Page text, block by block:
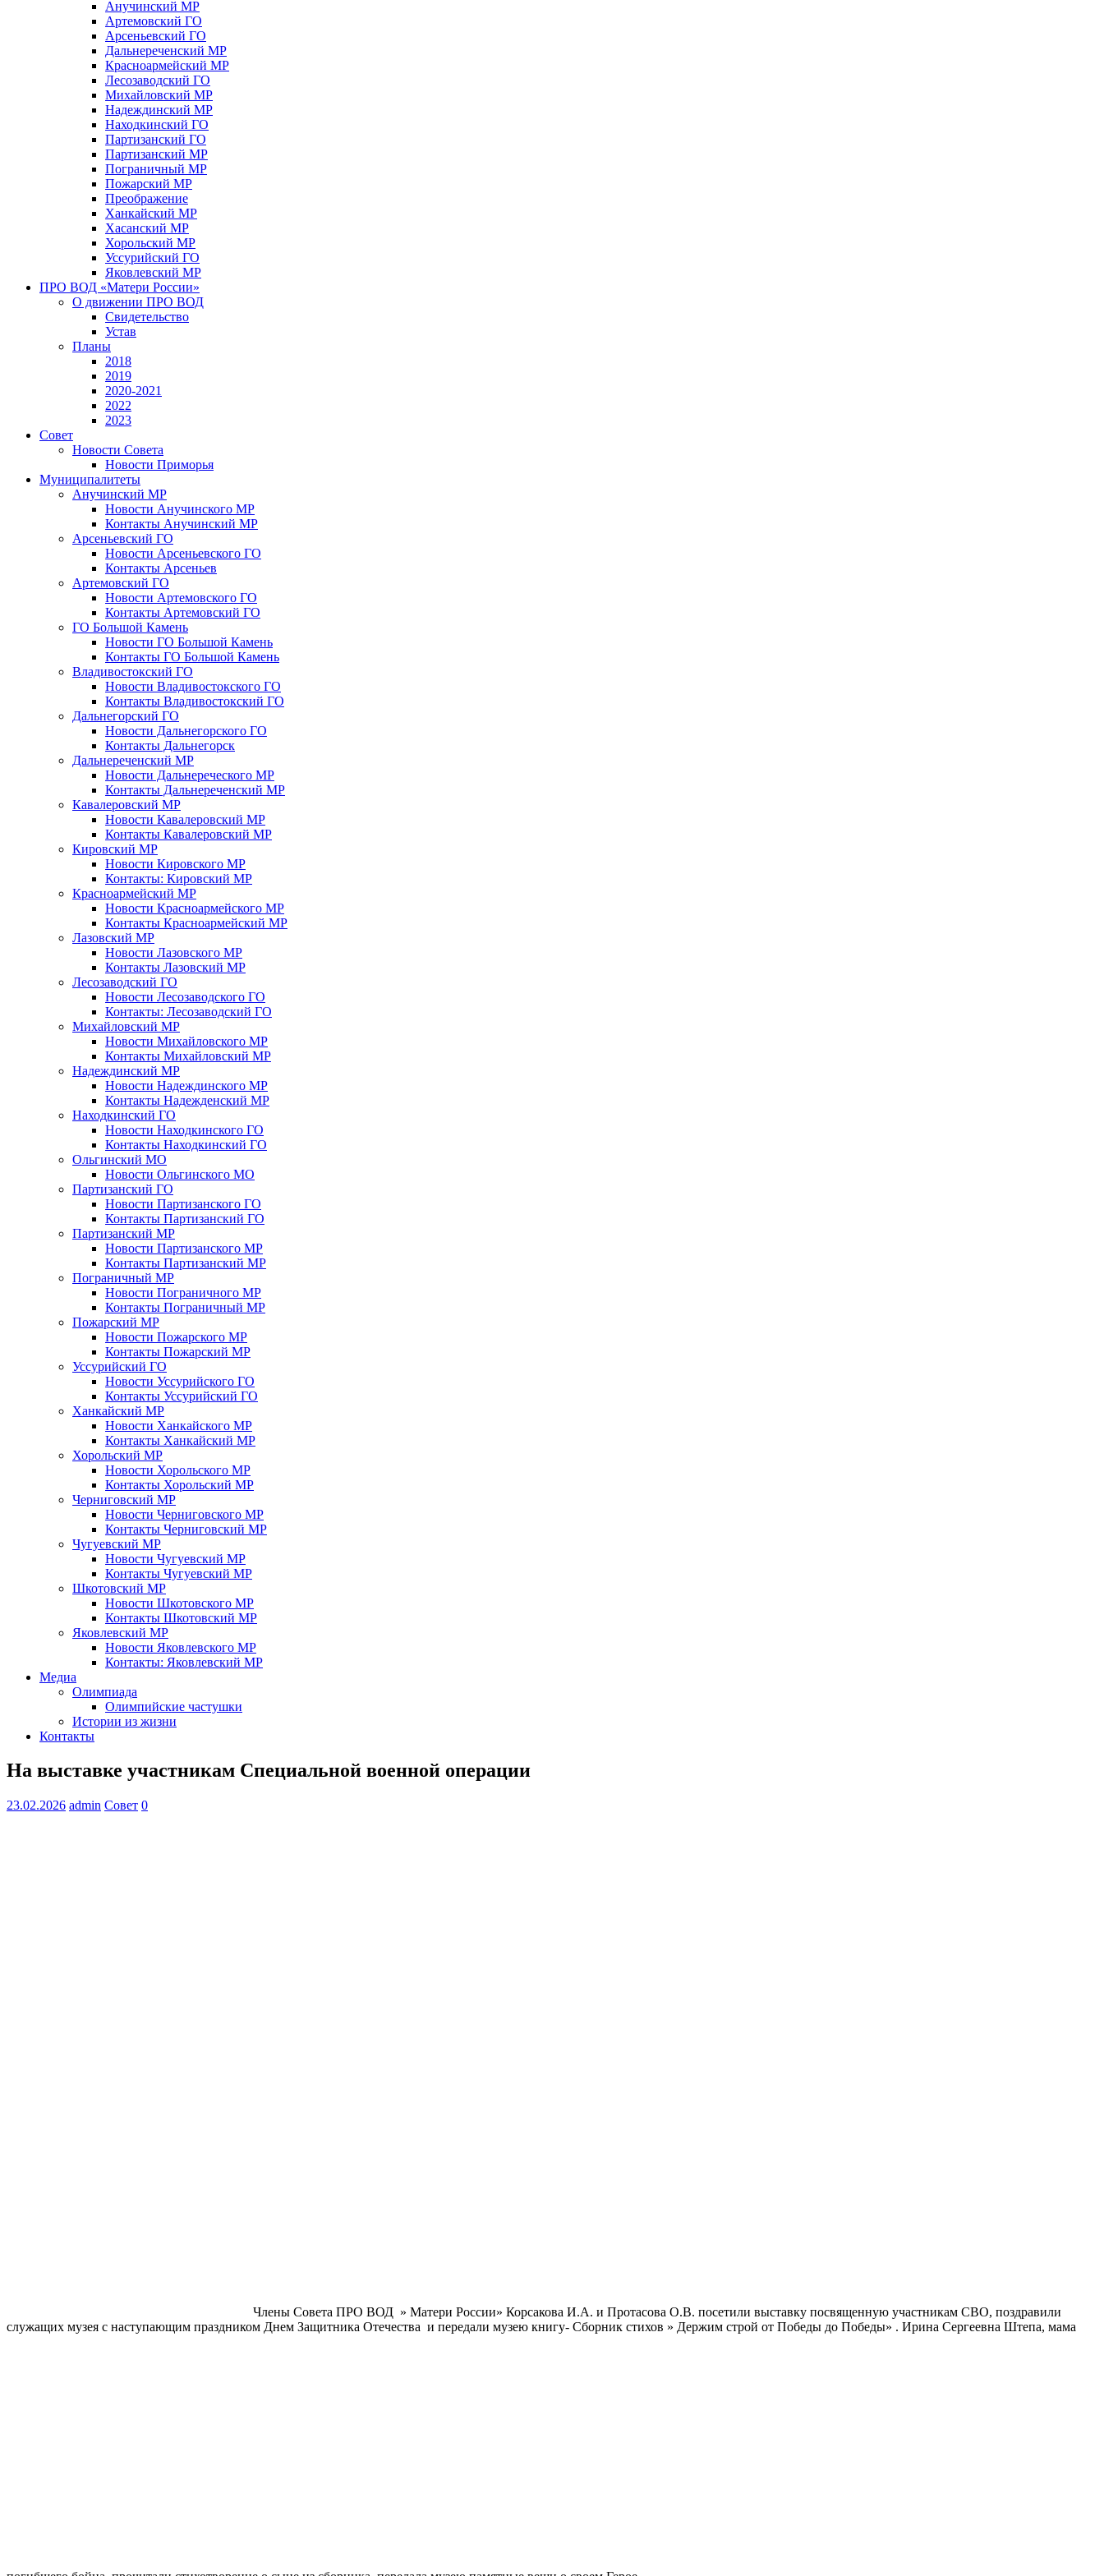
Анучинский МР
Артемовский ГО
Арсеньевский ГО
Дальнереченский МР
Красноармейский МР
Лесозаводский ГО
Михайловский МР
Надеждинский МР
Находкинский ГО
Партизанский ГО
Партизанский МР
Пограничный МР
Пожарский МР
Преображение
Ханкайский МР
Хасанский МР
Хорольский МР
Уссурийский ГО
Яковлевский МР
ПРО ВОД «Матери России»
О движении ПРО ВОД
Свидетельство
Устав
Планы
2018
2019
2020-2021
2022
2023
Совет
Новости Совета
Новости Приморья
Муниципалитеты
Анучинский МР
Новости Анучинского МР
Контакты Анучинский МР
Арсеньевский ГО
Новости Арсеньевского ГО
Контакты Арсеньев
Артемовский ГО
Новости Артемовского ГО
Контакты Артемовский ГО
ГО Большой Камень
Новости ГО Большой Камень
Контакты ГО Большой Камень
Владивостокский ГО
Новости Владивостокского ГО
Контакты Владивостокский ГО
Дальнегорский ГО
Новости Дальнегорского ГО
Контакты Дальнегорск
Дальнереченский МР
Новости Дальнереческого МР
Контакты Дальнереченский МР
Кавалеровский МР
Новости Кавалеровский МР
Контакты Кавалеровский МР
Кировский МР
Новости Кировского МР
Контакты: Кировский МР
Красноармейский МР
Новости Красноармейского МР
Контакты Красноармейский МР
Лазовский МР
Новости Лазовского МР
Контакты Лазовский МР
Лесозаводский ГО
Новости Лесозаводского ГО
Контакты: Лесозаводский ГО
Михайловский МР
Новости Михайловского МР
Контакты Михайловский МР
Надеждинский МР
Новости Надеждинского МР
Контакты Надежденский МР
Находкинский ГО
Новости Находкинского ГО
Контакты Находкинский ГО
Ольгинский МО
Новости Ольгинского МО
Партизанский ГО
Новости Партизанского ГО
Контакты Партизанский ГО
Партизанский МР
Новости Партизанского МР
Контакты Партизанский МР
Пограничный МР
Новости Пограничного МР
Контакты Пограничный МР
Пожарский МР
Новости Пожарского МР
Контакты Пожарский МР
Уссурийский ГО
Новости Уссурийского ГО
Контакты Уссурийский ГО
Ханкайский МР
Новости Ханкайского МР
Контакты Ханкайский МР
Хорольский МР
Новости Хорольского МР
Контакты Хорольский МР
Черниговский МР
Новости Черниговского МР
Контакты Черниговский МР
Чугуевский МР
Новости Чугуевский МР
Контакты Чугуевский МР
Шкотовский МР
Новости Шкотовского МР
Контакты Шкотовский МР
Яковлевский МР
Новости Яковлевского МР
Контакты: Яковлевский МР
Медиа
Олимпиада
Олимпийские частушки
Истории из жизни
Контакты
На выставке участникам Специальной военной операции
23.02.2026 admin Совет 0
Члены Совета ПРО ВОД » Матери России» Корсакова И.А. и Протасова О.В. посетили выставку посвященную участникам СВО, поздравили
служащих музея с наступающим праздником Днем Защитника Отечества и передали музею книгу- Сборник стихов » Держим строй от Победы до Победы» . Ирина Сергеевна Штепа, мама